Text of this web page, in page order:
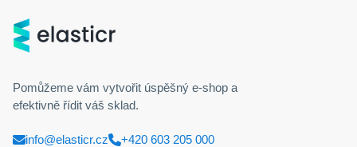
Pomůžeme vám vytvořit úspěšný e-shop a
efektivně řídit váš sklad.
info@elasticr.cz +420 603 205 000